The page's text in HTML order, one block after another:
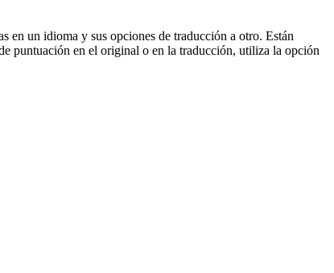
en un idioma y sus opciones de traducción a otro. Están
puntuación en el original o en la traducción, utiliza la opción